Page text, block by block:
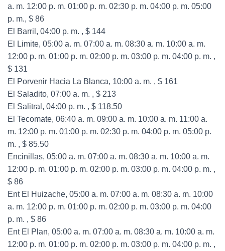
a. m. 12:00 p. m. 01:00 p. m. 02:30 p. m. 04:00 p. m. 05:00
p. m., $ 86
El Barril, 04:00 p. m. , $ 144
El Limite, 05:00 a. m. 07:00 a. m. 08:30 a. m. 10:00 a. m.
12:00 p. m. 01:00 p. m. 02:00 p. m. 03:00 p. m. 04:00 p. m. ,
$ 131
El Porvenir Hacia La Blanca, 10:00 a. m. , $ 161
El Saladito, 07:00 a. m. , $ 213
El Salitral, 04:00 p. m. , $ 118.50
El Tecomate, 06:40 a. m. 09:00 a. m. 10:00 a. m. 11:00 a.
m. 12:00 p. m. 01:00 p. m. 02:30 p. m. 04:00 p. m. 05:00 p.
m. , $ 85.50
Encinillas, 05:00 a. m. 07:00 a. m. 08:30 a. m. 10:00 a. m.
12:00 p. m. 01:00 p. m. 02:00 p. m. 03:00 p. m. 04:00 p. m. ,
$ 86
Ent El Huizache, 05:00 a. m. 07:00 a. m. 08:30 a. m. 10:00
a. m. 12:00 p. m. 01:00 p. m. 02:00 p. m. 03:00 p. m. 04:00
p. m. , $ 86
Ent El Plan, 05:00 a. m. 07:00 a. m. 08:30 a. m. 10:00 a. m.
12:00 p. m. 01:00 p. m. 02:00 p. m. 03:00 p. m. 04:00 p. m. ,